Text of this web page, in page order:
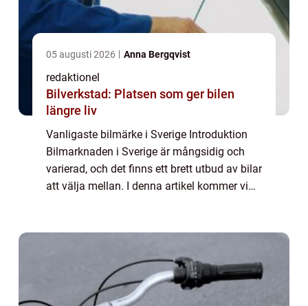
05 augusti 2026 Anna Bergqvist
redaktionel
Bilverkstad: Platsen som ger bilen
längre liv
Vanligaste bilmärke i Sverige Introduktion
Bilmarknaden i Sverige är mångsidig och
varierad, och det finns ett brett utbud av bilar
att välja mellan. I denna artikel kommer vi